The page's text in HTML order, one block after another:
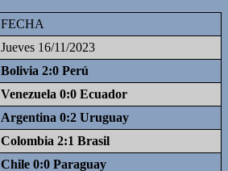
FECHA
Jueves 16/11/2023
Bolivia 2:0 Perú
Venezuela 0:0 Ecuador
Argentina 0:2 Uruguay
Colombia 2:1 Brasil
Chile 0:0 Paraguay